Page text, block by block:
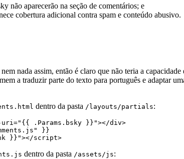
não aparecerão na seção de comentários; e
cobertura adicional contra spam e conteúdo abusivo.
nem nada assim, então é claro que não teria a
a traduzir parte do texto para português e adaptar
dentro da pasta /layouts/partials:
uri="{{ .Params.bsky }}"></div>
}}"></script>
dentro da pasta /assets/js: